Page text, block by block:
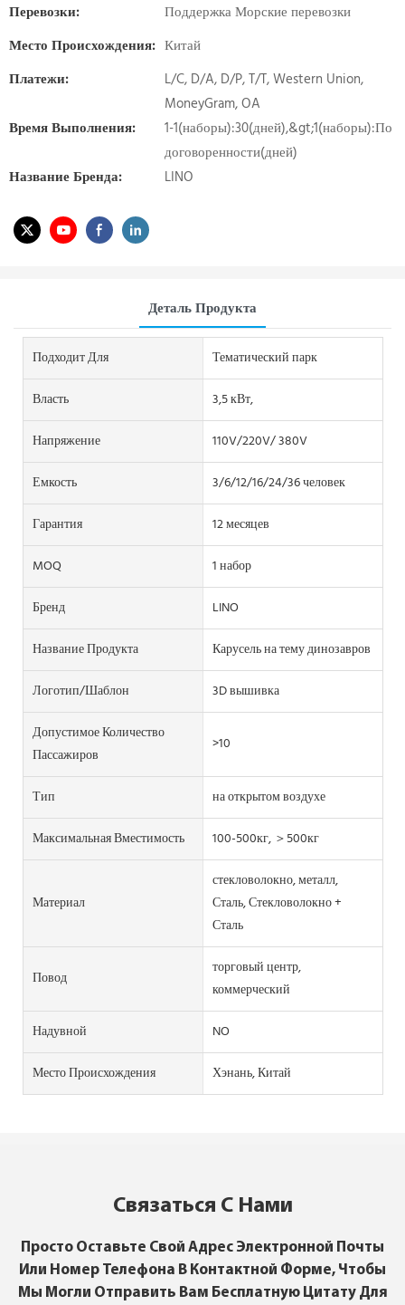
Перевозки:
Поддержка Морские перевозки
Место Происхождения: Китай
Платежи:
L/C, D/A, D/P, T/T, Western Union,
MoneyGram, OA
Время Выполнения:
1-1(наборы):30(дней),&gt;1(наборы):По
договоренности(дней)
Название Бренда:
LINO
Деталь Продукта
Подходит Для
Тематический парк
Власть
3,5 кВт,
Напряжение
110V/220V/ 380V
Емкость
3/6/12/16/24/36 человек
Гарантия
12 месяцев
MOQ
1 набор
Бренд
LINO
Название Продукта
Карусель на тему динозавров
Логотип/шаблон
3D вышивка
Допустимое Количество
Пассажиров
>10
Тип
на открытом воздухе
Максимальная Вместимость
100-500кг, ＞500кг
Материал
стекловолокно, металл,
Сталь, Стекловолокно +
Сталь
Повод
торговый центр,
коммерческий
Надувной
NO
Место Происхождения
Хэнань, Китай
Связаться С Нами
Просто Оставьте Свой Адрес Электронной Почты
Или Номер Телефона В Контактной Форме, Чтобы
Мы Могли Отправить Вам Бесплатную Цитату Для